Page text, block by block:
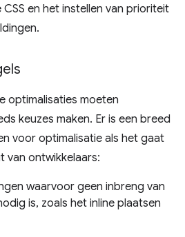
en het instellen van prioriteit
optimalisaties moeten
keuzes maken. Er is een breed
voor optimalisatie als het gaat
van ontwikkelaars:
waarvoor geen inbreng van
is, zoals het inline plaatsen